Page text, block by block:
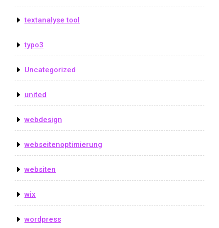
textanalyse tool
typo3
Uncategorized
united
webdesign
webseitenoptimierung
websiten
wix
wordpress